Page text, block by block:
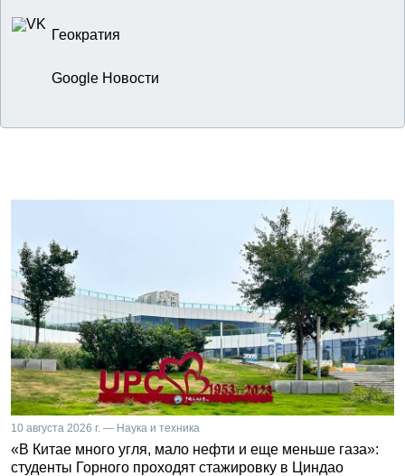
Геократия
Google Новости
10 августа 2026 г. — Наука и техника
«В Китае много угля, мало нефти и еще меньше газа»:
студенты Горного проходят стажировку в Циндао